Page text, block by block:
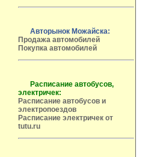
Авторынок Можайска:
Продажа автомобилей
Покупка автомобилей
Расписание автобусов,
электричек:
Расписание автобусов и
электропоездов
Расписание электричек от
tutu.ru